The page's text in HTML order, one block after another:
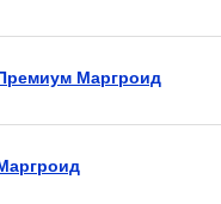
Маргроид